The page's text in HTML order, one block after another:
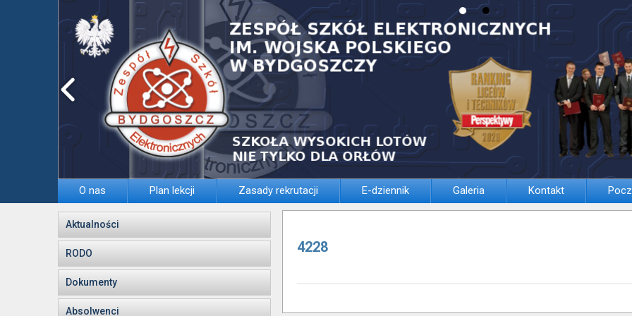
O nas Plan lekcji Zasady rekrutacji E-dziennik Galeria Kontakt
Aktualności
RODO
Dokumenty
Absolwenci
4228